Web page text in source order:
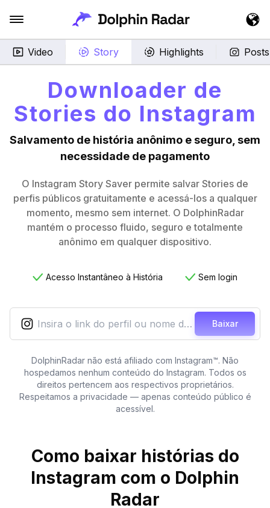
Video Story Highlights Posts
Downloader de
Stories do Instagram
Salvamento de história anônimo e seguro, sem
necessidade de pagamento
O Instagram Story Saver permite salvar Stories de
perfis públicos gratuitamente e acessá-los a qualquer
momento, mesmo sem internet. O DolphinRadar
mantém o processo fluido, seguro e totalmente
anônimo em qualquer dispositivo.
Acesso Instantâneo à História Sem login
Baixar
DolphinRadar não está afiliado com Instagram™. Não
hospedamos nenhum conteúdo do Instagram. Todos os
direitos pertencem aos respectivos proprietários.
Respeitamos a privacidade — apenas conteúdo público é
acessível.
Como baixar histórias do
Instagram com o Dolphin
Radar